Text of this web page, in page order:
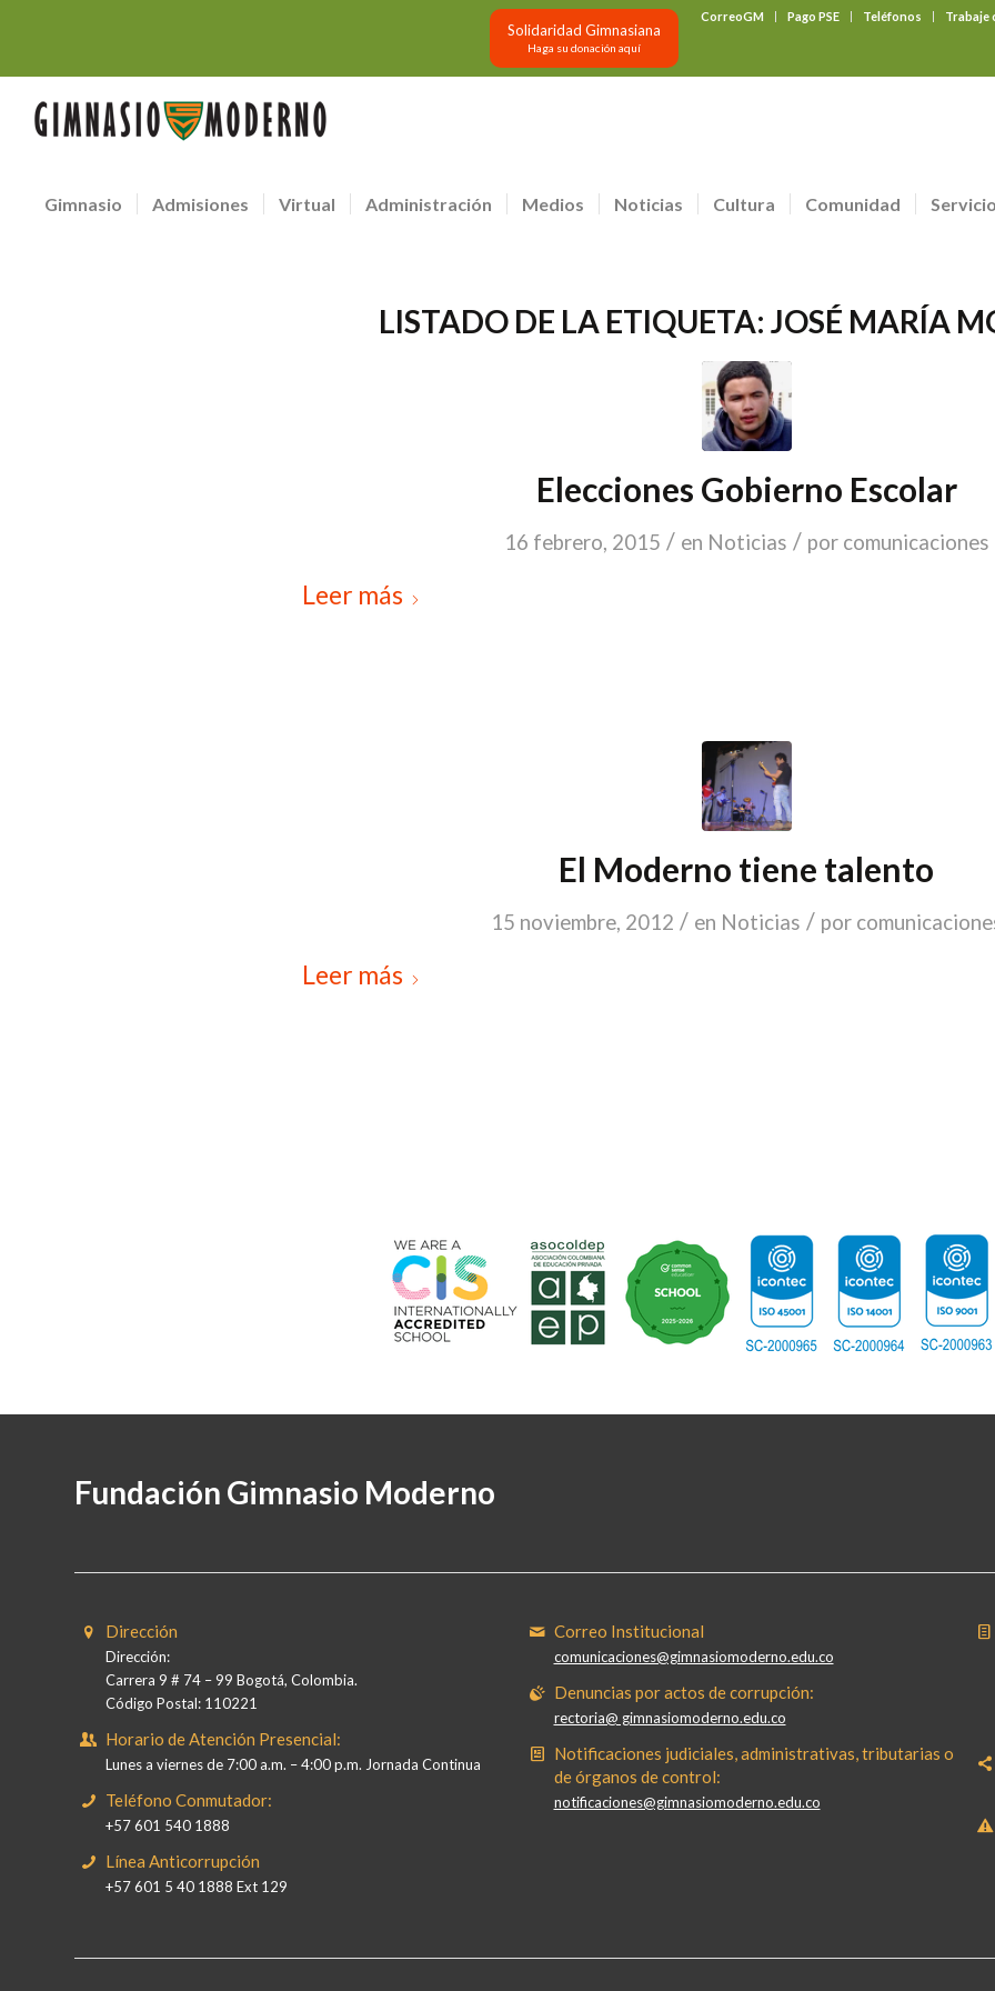
CorreoGM Pago PSE Teléfonos Trabaje
Solidaridad Gimnasiana
Haga su donación aquí
Gimnasio Admisiones Virtual Administración Medios Noticias Cultura Comunidad
LISTADO DE LA ETIQUETA: JOSÉ MARÍA
Elecciones Gobierno Escolar
16 febrero, 2015 / en Noticias / por comunicaciones
Leer más
El Moderno tiene talento
15 noviembre, 2012 / en Noticias / por
Leer más
Fundación Gimnasio Moderno
Dirección
Dirección:
Carrera 9 # 74 – 99 Bogotá, Colombia.
Código Postal: 110221
Horario de Atención Presencial:
Lunes a viernes de 7:00 a.m. – 4:00 p.m. Jornada Continua
Teléfono Conmutador:
+57 601 540 1888
Línea Anticorrupción
+57 601 5 40 1888 Ext 129
Correo Institucional
comunicaciones@gimnasiomoderno.edu.co
Denuncias por actos de corrupción:
rectoria@ gimnasiomoderno.edu.co
Notificaciones judiciales, administrativas, tributarias o
de órganos de control:
notificaciones@gimnasiomoderno.edu.co